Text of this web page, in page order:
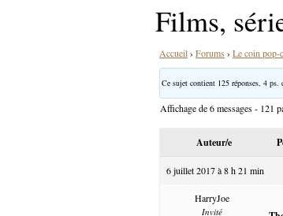
Films,
Accueil› Forums › Le coin pop-
Ce sujet contient 125 réponses, 4
Affichage de 6 messages - 121
Auteur/e
6 juillet 2017 à 8 h 21 min
HarryJoe
Invité